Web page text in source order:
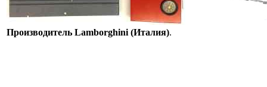
Производитель Lamborghini (Италия).